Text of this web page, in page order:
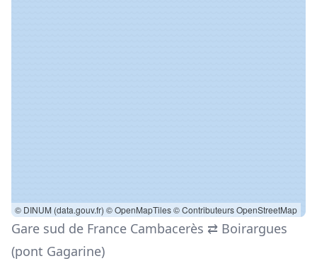
© DINUM (data.gouv.fr) © OpenMapTiles© Contributeurs OpenStreetMap
Gare sud de France Cambacerès ⇄ Boirargues
(pont Gagarine)